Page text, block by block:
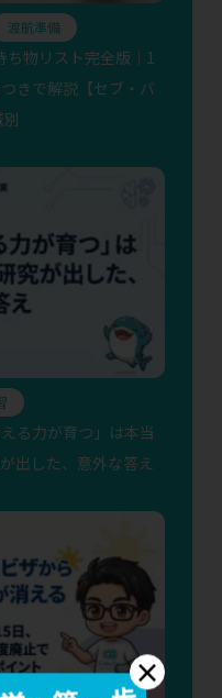
渡航準備
ち物リスト完全版｜1
きで解説【セブ・バ
える力が育つ」は本当
した、意外な答え
×